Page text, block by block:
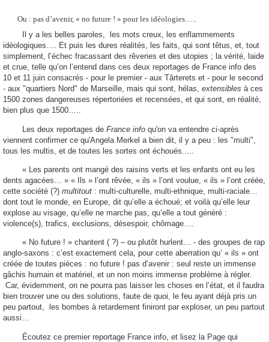
Ou : pas d’avenir, « no future ! » pour les idéologies…..
Il y a les belles paroles,
les mots creux, les enflammements
idéologiques…. Et puis les dures réalités, les faits, qui sont têtus, et, tout
simplement, l’échec fracassant des rêveries et des utopies ; la vérité, laide
et crue, telle qu’on l’entend dans ces deux reportages de France info des
10 et 11 juin consacrés - pour le premier - aux Târterets et - pour le second
- aux "quartiers Nord" de Marseille, mais qui sont, hélas, extensibles à ces
1500 zones dangereuses répertoriées et recensées, et qui sont, en réalité,
bien plus que 1500…..
Les deux reportages de France info qu'on va entendre ci-après
viennent confirmer ce qu'Angela Merkel a bien dit, il y a peu : les "multi",
tous les multis, et de toutes les sortes ont échoués.....
« Les parents ont mangé des raisins verts et les enfants ont eu les
dents agacées… » « Ils » l’ont rêvée, « ils » l’ont voulue, « ils » l’ont créée,
cette société (?) multitout : multi-culturelle, multi-ethnique, multi-raciale…
dont tout le monde, en Europe, dit qu’elle a échoué; et voilà qu’elle leur
explose au visage, qu’elle ne marche pas, qu’elle a tout généré :
violence(s), trafics, exclusions, désespoir, chômage….
« No future ! » chantent ( ?) – ou plutôt hurlent… - des groupes de rap
anglo-saxons : c’est exactement cela, pour cette aberration qu’ « ils » ont
créée de toutes pièces : no future ! pas d’avenir : seul reste un immense
gâchis humain et matériel, et un non moins immense problème à régler.
Car, évidemment, on ne pourra pas laisser les choses en l’état, et il faudra
bien trouver une ou des solutions, faute de quoi, le feu ayant déjà pris un
peu partout,
les bombes à retardement finiront par exploser, un peu partout
aussi…
Écoutez ce premier reportage France info, et lisez la Page qui